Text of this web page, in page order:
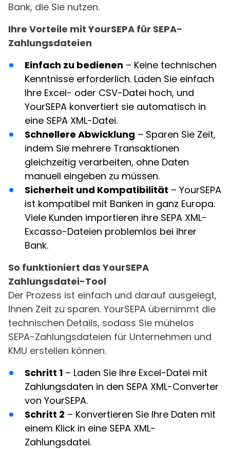
Bank, die Sie nutzen.
Ihre Vorteile mit YourSEPA für SEPA-
Zahlungsdateien
Einfach zu bedienen – Keine technischen
Kenntnisse erforderlich. Laden Sie einfach
Ihre Excel- oder CSV-Datei hoch, und
YourSEPA konvertiert sie automatisch in
eine SEPA XML-Datei.
Schnellere Abwicklung – Sparen Sie Zeit,
indem Sie mehrere Transaktionen
gleichzeitig verarbeiten, ohne Daten
manuell eingeben zu müssen.
Sicherheit und Kompatibilität – YourSEPA
ist kompatibel mit Banken in ganz Europa.
Viele Kunden importieren ihre SEPA XML-
Excasso-Dateien problemlos bei ihrer
Bank.
So funktioniert das YourSEPA
Zahlungsdatei-Tool
Der Prozess ist einfach und darauf ausgelegt,
Ihnen Zeit zu sparen. YourSEPA übernimmt die
technischen Details, sodass Sie mühelos
SEPA-Zahlungsdateien für Unternehmen und
KMU erstellen können.
Schritt 1 – Laden Sie Ihre Excel-Datei mit
Zahlungsdaten in den SEPA XML-Converter
von YourSEPA.
Schritt 2 – Konvertieren Sie Ihre Daten mit
einem Klick in eine SEPA XML-
Zahlungsdatei.